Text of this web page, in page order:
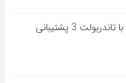
آیفون 15 پرو احتمالاً از USB-C با تاندربولت 3 پشتیبانی